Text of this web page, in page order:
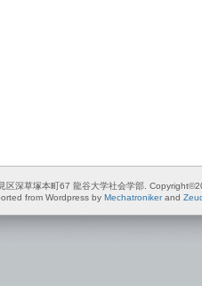
区深草塚本町67 龍谷大学社会学部.
from Wordpress by Mechatronikerand